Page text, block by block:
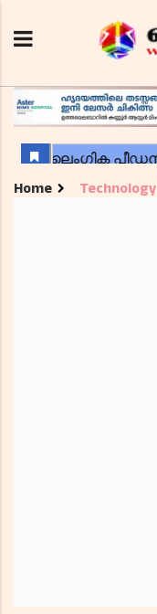
Home Technology